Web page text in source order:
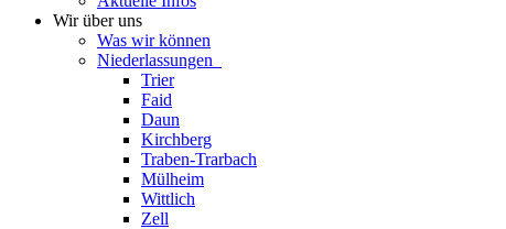
Wir über uns
Was wir können
Niederlassungen
Trier
Faid
Daun
Kirchberg
Traben-Trarbach
Mülheim
Wittlich
Zell